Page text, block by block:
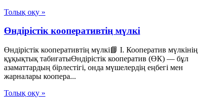
Толық оқу »
Өндірістік кооперативтің мүлкі
Өндірістік кооперативтің мүлкі📘 I. Кооператив мүлкінің
құқықтық табиғатыӨндірістік кооператив (ӨК) — бұл
азаматтардың бірлестігі, онда мүшелердің еңбегі мен
жарналары коопера...
Толық оқу »